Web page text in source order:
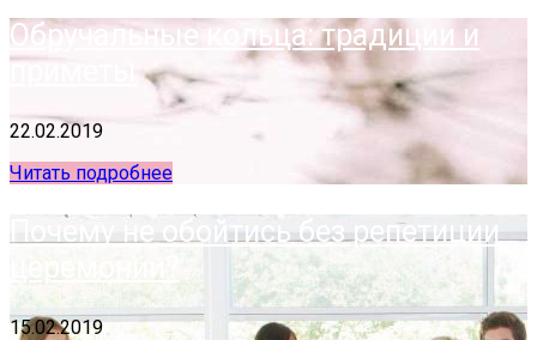
Обручальные кольца: традиции и
приметы
22.02.2019
Читать подробнее
Почему не обойтись без репетиции
церемонии?
15.02.2019